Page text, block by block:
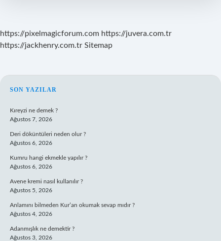
https://pixelmagicforum.com https://juvera.com.tr
https://jackhenry.com.tr Sitemap
SIDEBAR
SON YAZILAR
Kıreyzi ne demek ?
Ağustos 7, 2026
Deri döküntüleri neden olur ?
Ağustos 6, 2026
Kumru hangi ekmekle yapılır ?
Ağustos 6, 2026
Avene kremi nasıl kullanılır ?
Ağustos 5, 2026
Anlamını bilmeden Kur’an okumak sevap mıdır ?
Ağustos 4, 2026
Adanmışlık ne demektir ?
Ağustos 3, 2026